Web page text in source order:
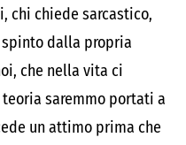
chi chiede sarcastico,
dalla propria
che nella vita ci
saremmo portati a
un attimo prima che